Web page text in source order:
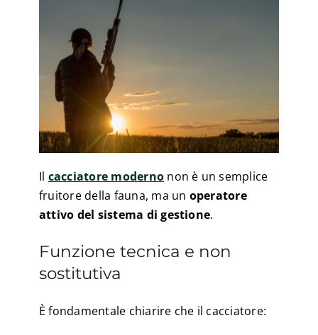
Il cacciatore moderno non è un semplice
fruitore della fauna, ma un operatore
attivo del sistema di gestione.
Funzione tecnica e non
sostitutiva
È fondamentale chiarire che il cacciatore: